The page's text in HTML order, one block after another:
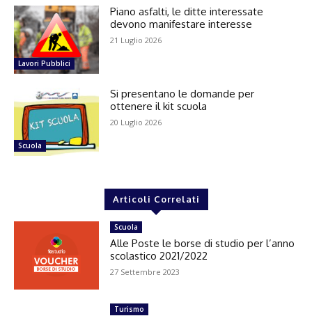
Lavori Pubblici
Piano asfalti, le ditte interessate
devono manifestare interesse
21 Luglio 2026
Scuola
Si presentano le domande per
ottenere il kit scuola
20 Luglio 2026
Articoli Correlati
Scuola
Alle Poste le borse di studio per l’anno
scolastico 2021/2022
27 Settembre 2023
Turismo